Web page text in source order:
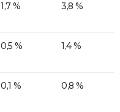
1,7 % 3,8 %
0,5 % 1,4 %
0,1 % 0,8 %